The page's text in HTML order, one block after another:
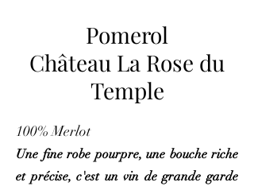
Pomerol
Château La Rose du
Temple
100% Merlot
Une fine robe pourpre, une bouche riche
et précise, c'est un vin de grande garde